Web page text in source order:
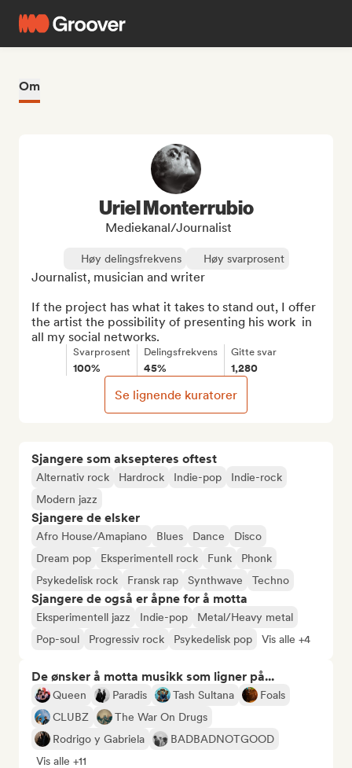
Om
Sjangere som aksepteres oftest
Alternativ rock Hardrock Indie-pop
Indie-rock
Modern jazz
Sjangere de elsker
Afro House/Amapiano Blues Dance
Disco
Dream pop
Eksperimentell rock Funk
Phonk
Psykedelisk rock
Fransk rap Synthwave Techno
Sjangere de også er åpne for å motta
Eksperimentell jazz Indie-pop
Metal/Heavy metal
Pop-soul
Progressiv rock Psykedelisk pop Vis alle +4
De ønsker å motta musikk som ligner på...
Queen Paradis Tash Sultana
Foals
CLUBZ
The War On Drugs
Rodrigo y Gabriela
BADBADNOTGOOD
Vis alle +11
Uriel Monterrubio
Mediekanal/journalist
Høy delingsfrekvens Høy svarprosent
Journalist, musician and writer
If the project has what it takes to stand out, I offer
the artist the possibility of presenting his work  in
all my social networks.
Svarprosent
100%
Delingsfrekvens
45%
Gitte svar
1,280
Se lignende kuratorer